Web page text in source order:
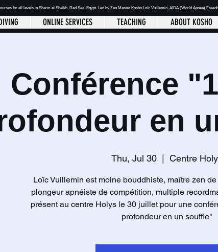
for all levels in Sharm el Sheikh, Red Sea, Egypt. Led by Zen Master Kosho Loïc Vuillemin, AIDA (World Apnea)
ONLINE SERVICES TEACHING ABOUT KOSHO
Conférence
en
Thu, Jul 30 Centre
Loïc Vuillemin est moine bouddhiste, maître zen
plongeur apnéiste de compétition, multiple
présent au centre Holys le 30 juillet pour une
profondeur en un souffle"